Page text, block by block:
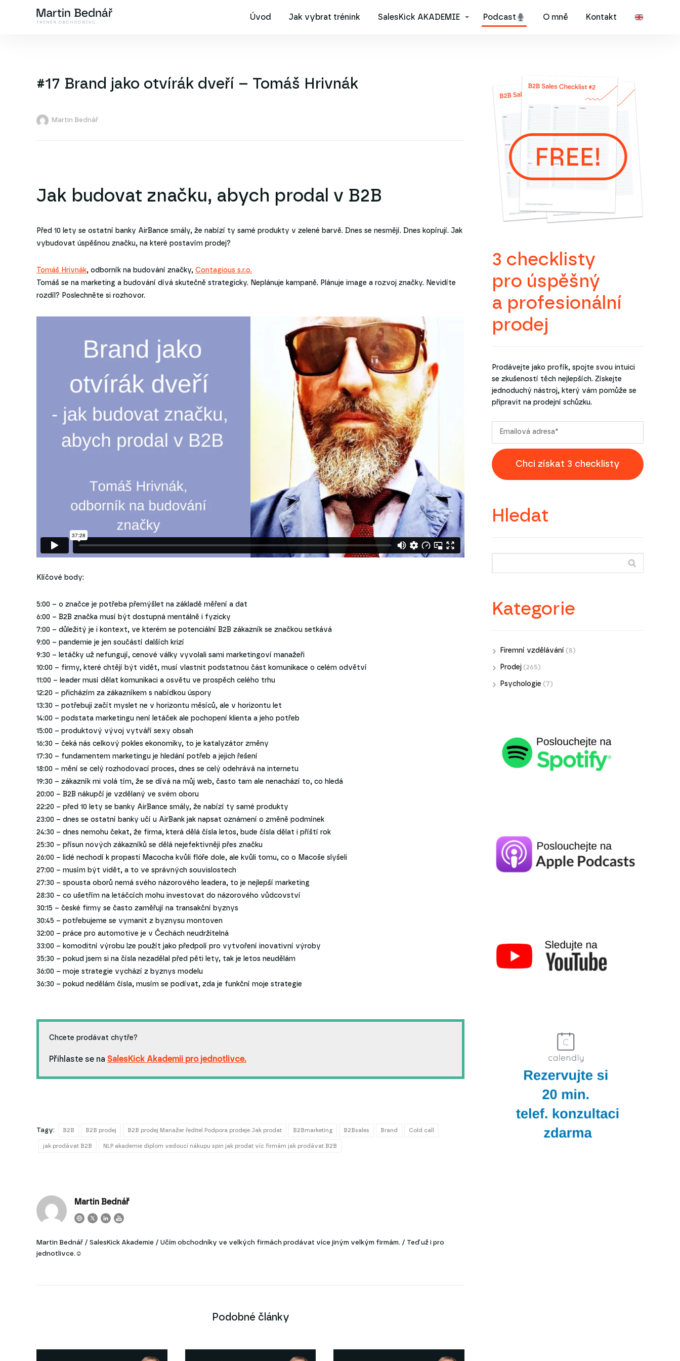
Úvod Jak vybrat trénink SalesKick AKADEMIE Podcast O mně Kontakt
#17 Brand jako otvírák dveří – Tomáš Hrivnák
Martin Bednář
Jak budovat značku, abych prodal v B2B
Před 10 lety se ostatní banky AirBance smály, že nabízí ty samé produkty v zelené barvě. Dnes se nesmějí. Dnes kopírují. Jak
vybudovat úspěšnou značku, na které postavím prodej?
Tomáš Hrivnák, odborník na budování značky, Contagious s.r.o.
Tomáš se na marketing a budování dívá skutečně strategicky. Neplánuje kampaně. Plánuje image a rozvoj značky. Nevidíte
rozdíl? Poslechněte si rozhovor.
Klíčové body:
5:00 – o značce je potřeba přemýšlet na základě měření a dat
6:00 – B2B značka musí být dostupná mentálně i fyzicky
7:00 – důležitý je i kontext, ve kterém se potenciální B2B zákazník se značkou setkává
9:00 – pandemie je jen součástí dalších krizí
9:30 – letáčky už nefungují, cenové války vyvolali sami marketingoví manažeři
10:00 – firmy, které chtějí být vidět, musí vlastnit podstatnou část komunikace o celém odvětví
11:00 – leader musí dělat komunikaci a osvětu ve prospěch celého trhu
12:20 – přicházím za zákazníkem s nabídkou úspory
13:30 – potřebuji začít myslet ne v horizontu měsíců, ale v horizontu let
14:00 – podstata marketingu není letáček ale pochopení klienta a jeho potřeb
15:00 – produktový vývoj vytváří sexy obsah
16:30 – čeká nás celkový pokles ekonomiky, to je katalyzátor změny
17:30 – fundamentem marketingu je hledání potřeb a jejich řešení
18:00 – mění se celý rozhodovací proces, dnes se celý odehrává na internetu
19:30 – zákazník mi volá tím, že se dívá na můj web, často tam ale nenachází to, co hledá
20:00 – B2B nákupčí je vzdělaný ve svém oboru
22:20 – před 10 lety se banky AirBance smály, že nabízí ty samé produkty
23:00 – dnes se ostatní banky učí u AirBank jak napsat oznámení o změně podmínek
24:30 – dnes nemohu čekat, že firma, která dělá čísla letos, bude čísla dělat i příští rok
25:30 – přísun nových zákazníků se dělá nejefektivněji přes značku
26:00 – lidé nechodí k propasti Macocha kvůli flóře dole, ale kvůli tomu, co o Macoše slyšeli
27:00 – musím být vidět, a to ve správných souvislostech
27:30 – spousta oborů nemá svého názorového leadera, to je nejlepší marketing
28:30 – co ušetřím na letáčcích mohu investovat do názorového vůdcovství
30:15 – české firmy se často zaměřují na transakční byznys
30:45 – potřebujeme se vymanit z byznysu montoven
32:00 – práce pro automotive je v Čechách neudržitelná
33:00 – komoditní výrobu lze použít jako předpolí pro vytvoření inovativní výroby
35:30 – pokud jsem si na čísla nezadělal před pěti lety, tak je letos neudělám
36:00 – moje strategie vychází z byznys modelu
36:30 – pokud nedělám čísla, musím se podívat, zda je funkční moje strategie
Chcete prodávat chytře?
Přihlaste se na SalesKick Akademii pro jednotlivce.
Tagy: B2B B2B prodej B2B prodej Manažer ředitel Podpora prodeje Jak prodat B2Bmarketing B2Bsales Brand Cold call
jak prodávat B2B NLP akademie diplom vedoucí nákupu spin jak prodat víc firmám jak prodávat B2B
Martin Bednář
Martin Bednář / SalesKick Akademie / Učím obchodníky ve velkých firmách prodávat více jiným velkým firmám. / Teď už i pro
jednotlivce.☺
Podobné články
3 checklisty
pro úspěšný
a profesionální
prodej
Prodávejte jako profík, spojte svou intuici
se zkušeností těch nejlepších. Získejte
jednoduchý nástroj, který vám pomůže se
připravit na prodejní schůzku.
Chci získat 3 checklisty
Hledat
Kategorie
Firemní vzdělávání (8)
Prodej (265)
Psychologie (7)